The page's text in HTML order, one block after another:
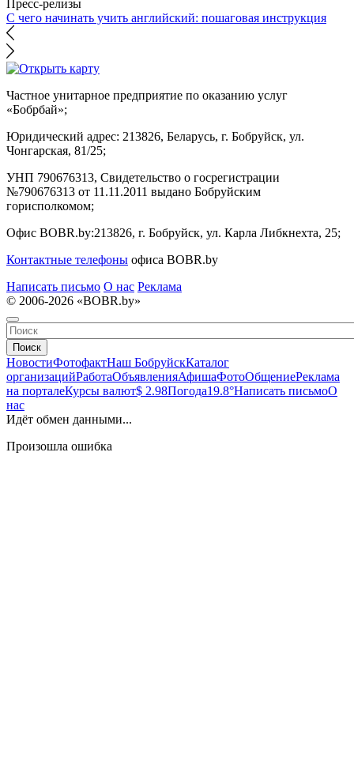
Пресс-релизы
С чего начинать учить английский: пошаговая инструкция
Частное унитарное предприятие по оказанию услуг
«Бобрбай»;
Юридический адрес: 213826, Беларусь, г. Бобруйск, ул.
Чонгарская, 81/25;
УНП 790676313, Свидетельство о госрегистрации
№790676313 от 11.11.2011 выдано Бобруйским
горисполкомом;
Офис BOBR.by:213826, г. Бобруйск, ул. Карла Либкнехта, 25;
Контактные телефоны офиса BOBR.by
Написать письмо О нас Реклама
© 2006-2026 «BOBR.by»
Поиск
НовостиФотофактНаш БобруйскКаталог
организацийРаботаОбъявленияАфишаФотоОбщениеРеклама
на порталеКурсы валют$ 2.98Погода19.8°Написать письмоО
нас
Идёт обмен данными...
Произошла ошибка